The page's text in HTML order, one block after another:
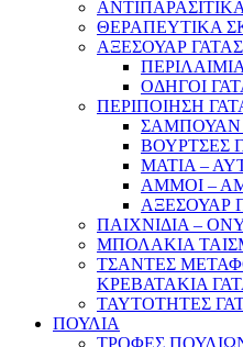
ΑΝΤΙΠΑΡΑΣΙΤΙΚΑ
ΘΕΡΑΠΕΥΤΙΚΑ
ΑΞΕΣΟΥΑΡ ΓΑΤΑΣ
ΟΔΗΓΟΙ
ΠΕΡΙΠΟΙΗΣΗ
ΣΑΜΠΟΥΑΝ
ΒΟΥΡΤΣΕΣ
ΜΑΤΙΑ –
ΑΜΜΟΙ –
ΑΞΕΣΟΥΑΡ
ΠΑΙΧΝΙΔΙΑ –
ΜΠΟΛΑΚΙΑ
ΤΣΑΝΤΕΣ
ΚΡΕΒΑΤΑΚΙΑ
ΤΑΥΤΟΤΗΤΕΣ
ΠΟΥΛΙΑ
ΤΡΟΦΕΣ